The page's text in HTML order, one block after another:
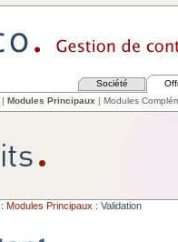
Société
| Modules Principaux | Modules
: Modules Principaux : Validation